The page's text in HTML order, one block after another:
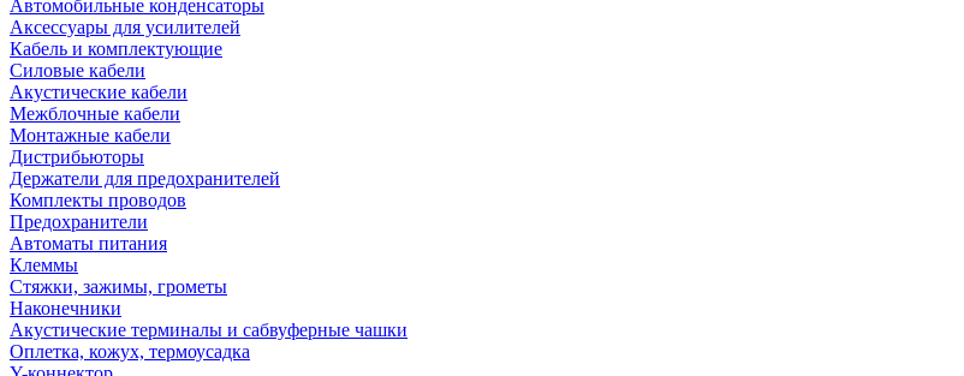
Автомобильные конденсаторы
Аксессуары для усилителей
Кабель и комплектующие
Силовые кабели
Акустические кабели
Межблочные кабели
Монтажные кабели
Дистрибьюторы
Держатели для предохранителей
Комплекты проводов
Предохранители
Автоматы питания
Клеммы
Стяжки, зажимы, грометы
Наконечники
Акустические терминалы и сабвуферные чашки
Оплетка, кожух, термоусадка